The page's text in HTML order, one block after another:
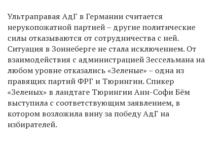
Ультраправая АдГ в Германии считается
нерукопожатной партией – другие политические
силы отказываются от сотрудничества с ней.
Ситуация в Зоннеберге не стала исключением. От
взаимодействия с администрацией Зессельмана на
любом уровне отказались «Зеленые» – одна из
правящих партий ФРГ и Тюрингии. Спикер
«Зеленых» в ландтаге Тюрингии Анн-Софи Бём
выступила с соответствующим заявлением, в
котором возложила вину за победу АдГ на
избирателей.